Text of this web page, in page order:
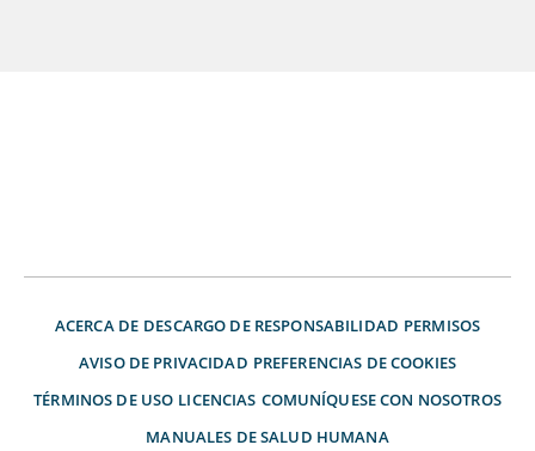
ACERCA DE DESCARGO DE RESPONSABILIDAD PERMISOS
AVISO DE PRIVACIDAD PREFERENCIAS DE COOKIES
TÉRMINOS DE USO LICENCIAS COMUNÍQUESE CON NOSOTROS
MANUALES DE SALUD HUMANA